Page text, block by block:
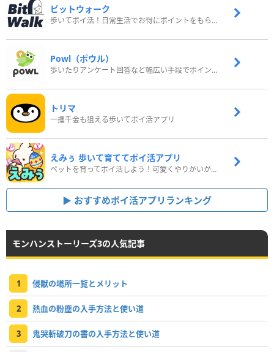
ビットウォーク
歩いてポイ活！日常生活でお得にポイントをもらおう
Powl（ポウル）
歩いたりアンケート回答など幅広い手段でポイントをゲット
トリマ
一攫千金も狙える歩いてポイ活アプリ
えみぅ 歩いて育ててポイ活アプリ
ペットを育ってポイ活しよう！可愛くやりがいがある新感覚アプリ
おすすめポイ活アプリランキング
モンハンストーリーズ3の人気記事
1 侵獣の場所一覧とメリット
2 熱血の粉塵の入手方法と使い道
3 鬼哭斬破刀の書の入手方法と使い道